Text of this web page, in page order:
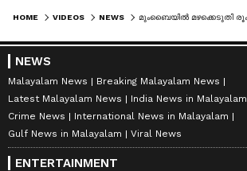
HOME VIDEOS NEWS
NEWS
Malayalam News
Breaking Malayalam News
Latest Malayalam News
India News in Malayalam
Crime News
International News in Malayalam
Gulf News in Malayalam
Viral News
ENTERTAINMENT